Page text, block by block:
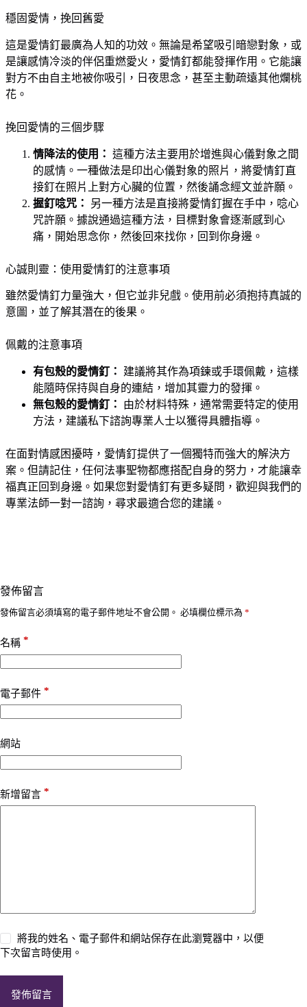
穩固愛情，挽回舊愛
這是愛情釘最廣為人知的功效。無論是希望吸引暗戀對象，或
是讓感情冷淡的伴侶重燃愛火，愛情釘都能發揮作用。它能讓
對方不由自主地被你吸引，日夜思念，甚至主動疏遠其他爛桃
花。
挽回愛情的三個步驟
情降法的使用： 這種方法主要用於增進與心儀對象之間
的感情。一種做法是印出心儀對象的照片，將愛情釘直
接釘在照片上對方心臟的位置，然後誦念經文並許願。
握釘唸咒：
另一種方法是直接將愛情釘握在手中，唸心
咒許願。據說通過這種方法，目標對象會逐漸感到心
痛，開始思念你，然後回來找你，回到你身邊。
心誠則靈：使用愛情釘的注意事項
雖然愛情釘力量強大，但它並非兒戲。使用前必須抱持真誠的
意圖，並了解其潛在的後果。
佩戴的注意事項
有包殼的愛情釘：
建議將其作為項鍊或手環佩戴，這樣
能隨時保持與自身的連結，增加其靈力的發揮。
無包殼的愛情釘：
由於材料特殊，通常需要特定的使用
方法，建議私下諮詢專業人士以獲得具體指導。
在面對情感困擾時，愛情釘提供了一個獨特而強大的解決方
案。但請記住，任何法事聖物都應搭配自身的努力，才能讓幸
福真正回到身邊。如果您對愛情釘有更多疑問，歡迎與我們的
專業法師一對一諮詢，尋求最適合您的建議。
發佈留言
發佈留言必須填寫的電子郵件地址不會公開。 必填欄位標示為 *
名稱 *
電子郵件 *
網站
新增留言 *
將我的姓名、電子郵件和網站保存在此瀏覽器中，以便
下次留言時使用。
發佈留言